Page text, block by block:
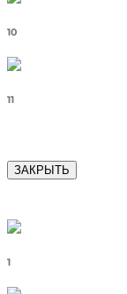
10
11
ЗАКРЫТЬ
1